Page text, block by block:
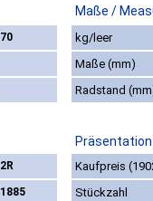
Maße /
70
kg/leer
Maße (mm)
Radstand
2R
Kaufpreis
1885
Stückzahl